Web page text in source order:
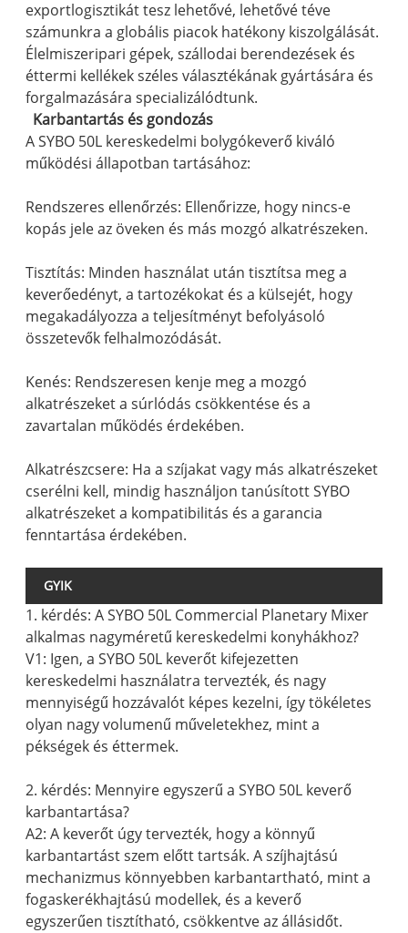
exportlogisztikát tesz lehetővé, lehetővé téve
számunkra a globális piacok hatékony kiszolgálását.
Élelmiszeripari gépek, szállodai berendezések és
éttermi kellékek széles választékának gyártására és
forgalmazására specializálódtunk.
Karbantartás és gondozás
A SYBO 50L kereskedelmi bolygókeverő kiváló
működési állapotban tartásához:
Rendszeres ellenőrzés: Ellenőrizze, hogy nincs-e
kopás jele az öveken és más mozgó alkatrészeken.
Tisztítás: Minden használat után tisztítsa meg a
keverőedényt, a tartozékokat és a külsejét, hogy
megakadályozza a teljesítményt befolyásoló
összetevők felhalmozódását.
Kenés: Rendszeresen kenje meg a mozgó
alkatrészeket a súrlódás csökkentése és a
zavartalan működés érdekében.
Alkatrészcsere: Ha a szíjakat vagy más alkatrészeket
cserélni kell, mindig használjon tanúsított SYBO
alkatrészeket a kompatibilitás és a garancia
fenntartása érdekében.
GYIK
1. kérdés: A SYBO 50L Commercial Planetary Mixer
alkalmas nagyméretű kereskedelmi konyhákhoz?
V1: Igen, a SYBO 50L keverőt kifejezetten
kereskedelmi használatra tervezték, és nagy
mennyiségű hozzávalót képes kezelni, így tökéletes
olyan nagy volumenű műveletekhez, mint a
pékségek és éttermek.
2. kérdés: Mennyire egyszerű a SYBO 50L keverő
karbantartása?
A2: A keverőt úgy tervezték, hogy a könnyű
karbantartást szem előtt tartsák. A szíjhajtású
mechanizmus könnyebben karbantartható, mint a
fogaskerékhajtású modellek, és a keverő
egyszerűen tisztítható, csökkentve az állásidőt.